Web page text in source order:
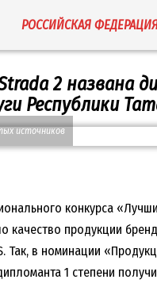
РОССИЙСКАЯ
2 названа
Республики
источников
конкурса
качество продукции
Так, в номинации
1 степени